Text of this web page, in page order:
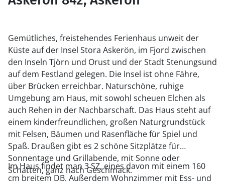
Gemütliches, freistehendes Ferienhaus unweit der
Küste auf der Insel Stora Askerön, im Fjord zwischen
den Inseln Tjörn und Orust und der Stadt Stenungsund
auf dem Festland gelegen. Die Insel ist ohne Fähre,
über Brücken erreichbar. Naturschöne, ruhige
Umgebung am Haus, mit sowohl scheuen Elchen als
auch Rehen in der Nachbarschaft. Das Haus steht auf
einem kinderfreundlichen, großen Naturgrundstück
mit Felsen, Bäumen und Rasenfläche für Spiel und
Spaß. Draußen gibt es 2 schöne Sitzplätze für
Sonnentage und Grillabende, mit Sonne oder
Schatten, ganz nach Geschmack.
Im Haus findet man 3 SZ, eines davon mit einem 160
cm breitem DB. Außerdem Wohnzimmer mit Ess- und